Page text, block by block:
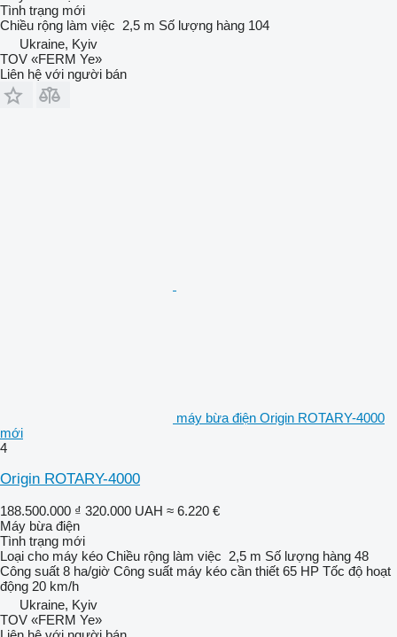
Tình trạng mới
Chiều rộng làm việc 2,5 m Số lượng hàng 104
Ukraine, Kyiv
TOV «FERM Ye»
Liên hệ với người bán
máy bừa điện Origin ROTARY-4000
mới
4
Origin ROTARY-4000
188.500.000 ₫ 320.000 UAH ≈ 6.220 €
Máy bừa điện
Tình trạng mới
Loại cho máy kéo Chiều rộng làm việc 2,5 m Số lượng hàng 48
Công suất 8 ha/giờ Công suất máy kéo cần thiết 65 HP Tốc độ hoạt
động 20 km/h
Ukraine, Kyiv
TOV «FERM Ye»